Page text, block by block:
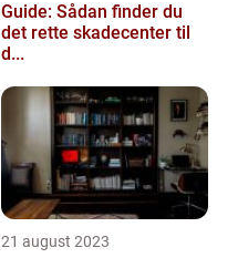
Guide: Sådan finder du
det rette skadecenter til
d...
21 august 2023